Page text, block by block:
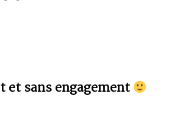
sans engagement